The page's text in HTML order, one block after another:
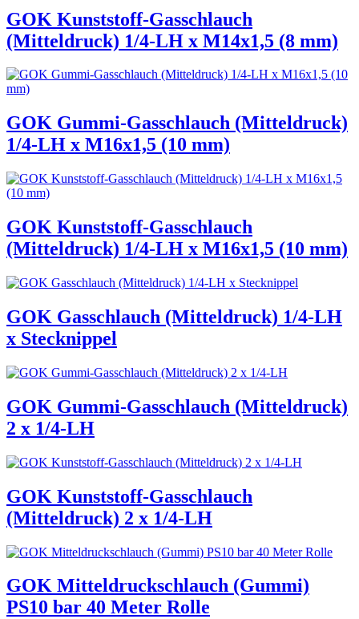
GOK Kunststoff-Gasschlauch
(Mitteldruck) 1/4-LH x M14x1,5 (8 mm)
GOK Gummi-Gasschlauch (Mitteldruck)
1/4-LH x M16x1,5 (10 mm)
GOK Kunststoff-Gasschlauch
(Mitteldruck) 1/4-LH x M16x1,5 (10 mm)
GOK Gasschlauch (Mitteldruck) 1/4-LH
x Stecknippel
GOK Gummi-Gasschlauch (Mitteldruck)
2 x 1/4-LH
GOK Kunststoff-Gasschlauch
(Mitteldruck) 2 x 1/4-LH
GOK Mitteldruckschlauch (Gummi)
PS10 bar 40 Meter Rolle